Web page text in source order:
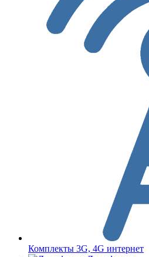
Комплекты 3G, 4G интернет